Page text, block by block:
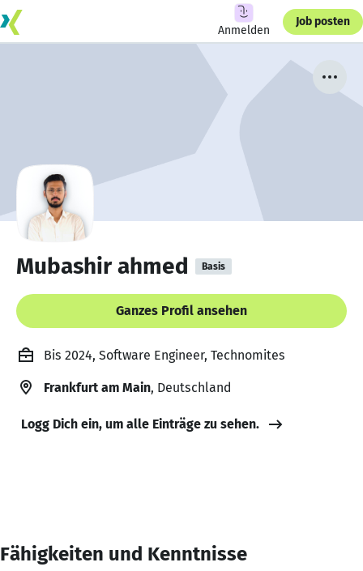
Anmelden
Job posten
Mubashir ahmed Basis
Ganzes Profil ansehen
Bis 2024, Software Engineer, Technomites
Frankfurt am Main, Deutschland
Logg Dich ein, um alle Einträge zu sehen.
Fähigkeiten und Kenntnisse